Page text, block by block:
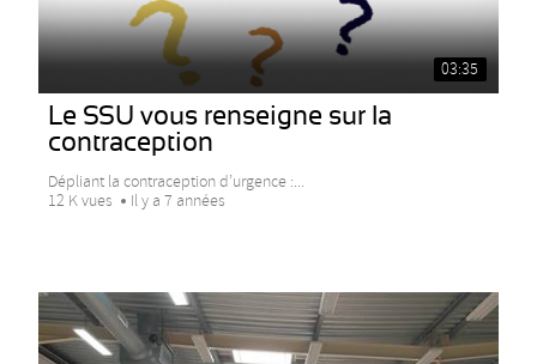
03:35
Le SSU vous renseigne sur la
contraception
Dépliant la contraception d’urgence :...
12 K vues
Il y a 7 années